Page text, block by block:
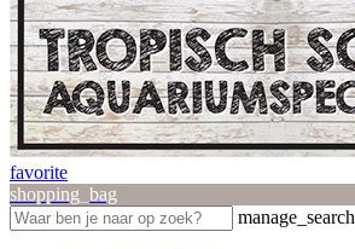
favorite
shopping_bag
manage_search